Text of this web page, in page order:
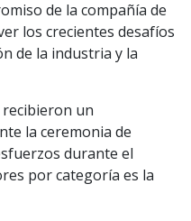
de la compañía de
los crecientes desafíos
de la industria y la
un
la ceremonia de
durante el
por categoría es la